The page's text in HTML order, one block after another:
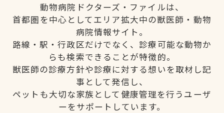
動物病院ドクターズ・ファイルは、
首都圏を中心としてエリア拡大中の獣医師・動物
病院情報サイト。
路線・駅・行政区だけでなく、診療可能な動物か
らも検索できることが特徴的。
獣医師の診療方針や診療に対する想いを取材し記
事として発信し、
ペットも大切な家族として健康管理を行うユーザ
ーをサポートしています。